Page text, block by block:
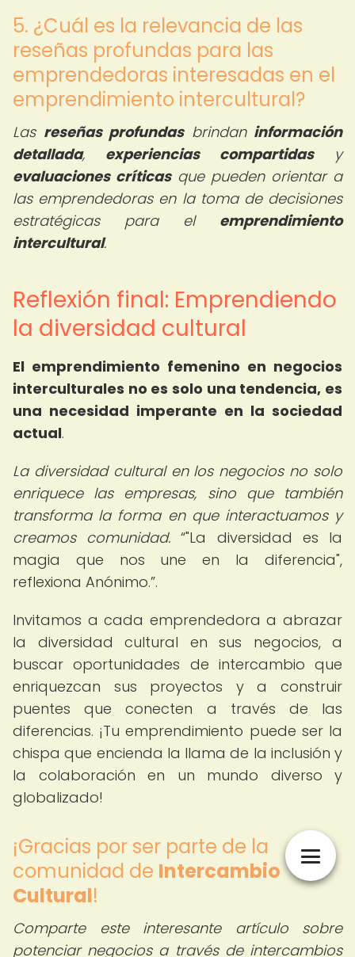
5. ¿Cuál es la relevancia de las
reseñas profundas para las
emprendedoras interesadas en el
emprendimiento intercultural?
Las reseñas profundasbrindan información
detallada, experiencias compartidasy
evaluaciones críticasque pueden orientar a
las emprendedoras en la toma de decisiones
estratégicas para el emprendimiento
intercultural.
Reflexión final: Emprendiendo
la diversidad cultural
El emprendimiento femenino en negocios
interculturales no es solo una tendencia, es
una necesidad imperante en la sociedad
actual.
La diversidad cultural en los negocios no solo
enriquece las empresas, sino que también
transforma la forma en que interactuamos y
creamos comunidad.
"La diversidad es la
magia que nos une en la diferencia",
reflexiona Anónimo. .
Invitamos a cada emprendedora a abrazar
la diversidad cultural en sus negocios, a
buscar oportunidades de intercambio que
enriquezcan sus proyectos y a construir
puentes que conecten a través de las
diferencias. ¡Tu emprendimiento puede ser la
chispa que encienda la llama de la inclusión y
la colaboración en un mundo diverso y
globalizado!
¡Gracias por ser parte de la
comunidad de Intercambio
Cultural!
Comparte este interesante artículo sobre
potenciar negocios a través de intercambios